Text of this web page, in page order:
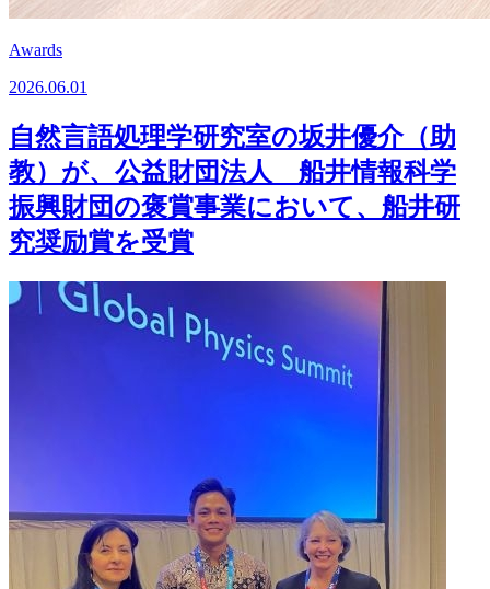
Awards
2026.06.01
自然言語処理学研究室の坂井優介（助
教）が、公益財団法人 船井情報科学
振興財団の褒賞事業において、船井研
究奨励賞を受賞